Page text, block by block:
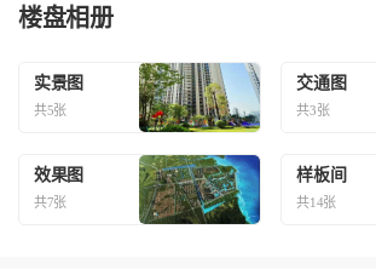
楼盘相册
实景图
共5张
交通图
共3张
效果图
共7张
样板间
共14张